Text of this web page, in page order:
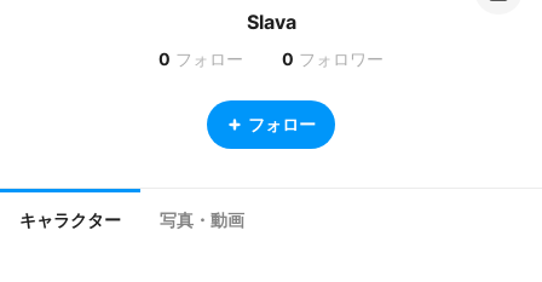
Slava
0 フォロー 0 フォロワー
フォロー
キャラクター 写真・動画